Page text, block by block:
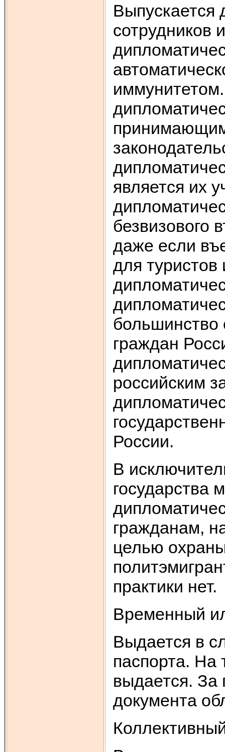
Выпускается
сотрудников
принимающим
является их
безвизового
даже если
для
большинство
граждан
российским
России.
В
государства
гражданам,
целью
практики нет.
Временный
Выдается в
паспорта. На
выдается. За
документа